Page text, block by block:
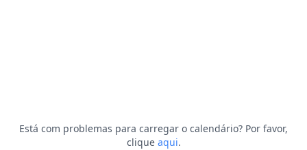
Está com problemas para carregar o calendário? Por favor,
clique aqui.